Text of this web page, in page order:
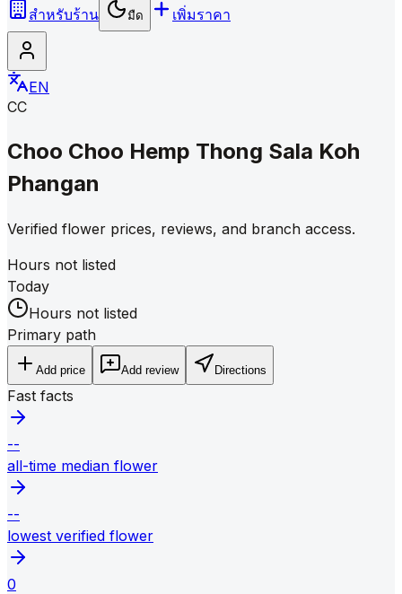
สำหรับร้าน
มืด เพิ่มราคา
EN
CC
Choo Choo Hemp Thong Sala Koh
Phangan
Verified flower prices, reviews, and branch access.
Hours not listed
Today
Hours not listed
Primary path
Add price Add review Directions
Fast facts
--
all-time median flower
--
lowest verified flower
0